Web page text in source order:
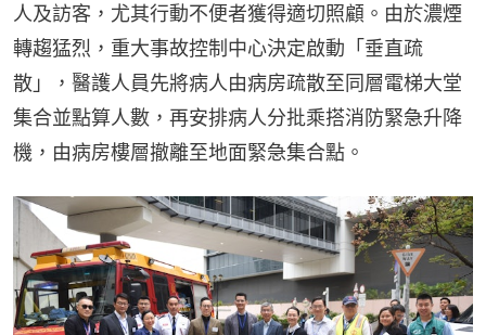
人及訪客，尤其行動不便者獲得適切照顧。由於濃煙
轉趨猛烈，重大事故控制中心決定啟動「垂直疏
散」，醫護人員先將病人由病房疏散至同層電梯大堂
集合並點算人數，再安排病人分批乘搭消防緊急升降
機，由病房樓層撤離至地面緊急集合點。